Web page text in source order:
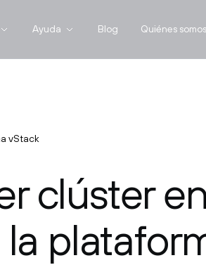
Ayuda Blog Quiénes somos
vStack
clúster en